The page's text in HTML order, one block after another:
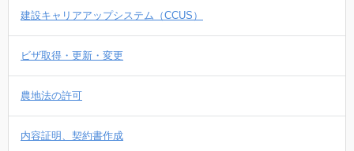
建設キャリアアップシステム（CCUS）
ビザ取得・更新・変更
農地法の許可
内容証明、契約書作成